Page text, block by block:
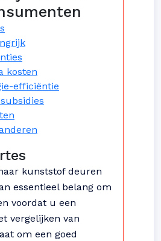
kosten
efficiëntie
kunststof deuren
essentieel belang om
voordat u een
vergelijken van
om een goed